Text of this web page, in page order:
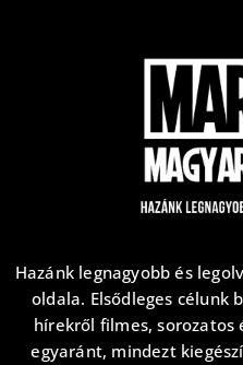
Hazánk legnagyobb és
oldala. Elsődleges célunk
hírekről filmes, sorozatos
egyaránt, mindezt